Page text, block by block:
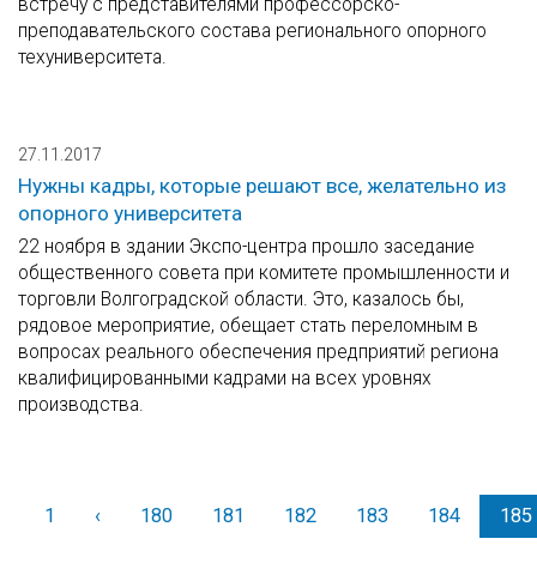
встречу с представителями профессорско-
преподавательского состава регионального опорного
техуниверситета.
27.11.2017
Нужны кадры, которые решают все, желательно из
опорного университета
22 ноября в здании Экспо-центра прошло заседание
общественного совета при комитете промышленности и
торговли Волгоградской области. Это, казалось бы,
рядовое мероприятие, обещает стать переломным в
вопросах реального обеспечения предприятий региона
квалифицированными кадрами на всех уровнях
производства.
1 ‹Назад180 181 182 183 184 185